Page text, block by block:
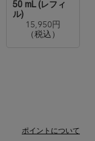
選択済み
50 mL (レフィ
ル)
15,950円
（税込）
, 3/4
ポイントについて